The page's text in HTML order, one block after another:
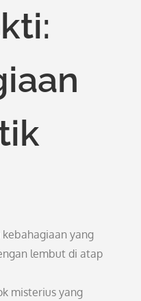
yang
lembut di atap
misterius yang